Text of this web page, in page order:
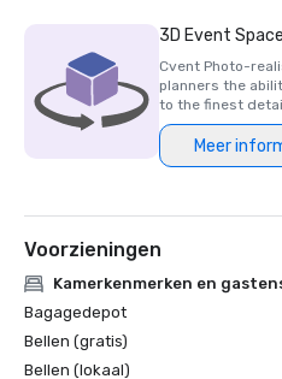
3D Event Space
Cvent Photo-
planners the
to the finest
Meer
Voorzieningen
Kamerkenmerken en
Bagagedepot
Bellen (gratis)
Bellen (lokaal)